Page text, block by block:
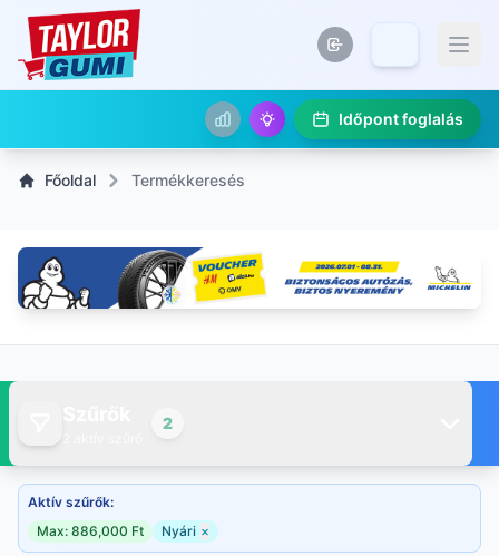
Időpont foglalás
Főoldal Termékkeresés
2
Aktív szűrők:
Max: 886,000 Ft
Nyári ×